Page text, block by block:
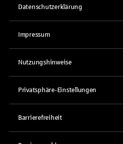
Datenschutzerklärung
Impressum
Nutzungshinweise
Privatsphäre-Einstellungen
Barrierefreiheit